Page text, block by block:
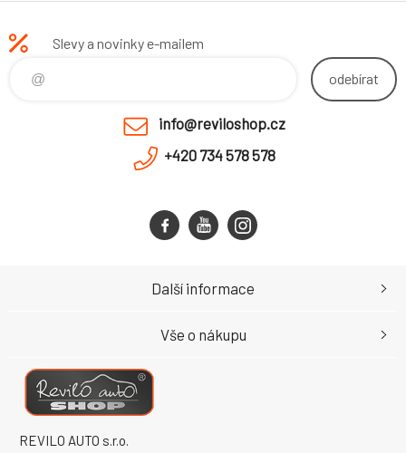
Slevy a novinky e-mailem
odebírat
info@reviloshop.cz
+420 734 578 578
REVILO AUTO s.r.o.
Další informace
Vše o nákupu